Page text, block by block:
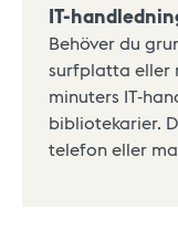
IT-
Behöver du
surfplatta eller
minuters IT-
bibliotekarier.
telefon eller